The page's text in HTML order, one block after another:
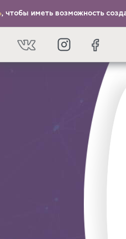
, чтобы иметь возможность